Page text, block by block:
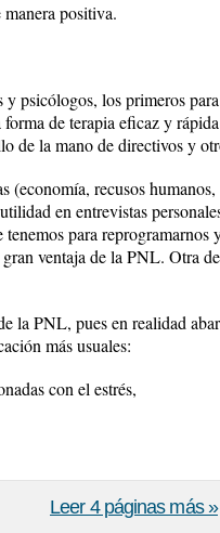
positiva.
psicólogos, los primeros
de terapia eficaz y
de la mano de directivos y
(economía, recusos
en entrevistas
para
ventaja de la PNL. Otra
la PNL, pues en realidad
más usuales:
con el estrés,
Leer 4 páginas más »